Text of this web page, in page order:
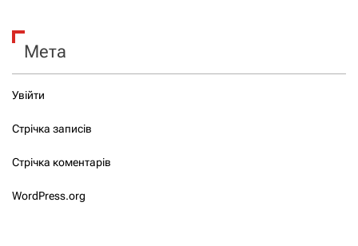
Мета
Увійти
Стрічка записів
Стрічка коментарів
WordPress.org